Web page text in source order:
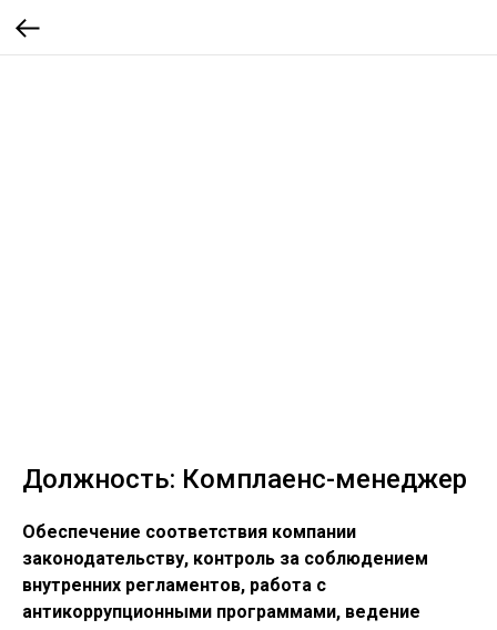
Должность: Комплаенс-менеджер
Обеспечение соответствия компании
законодательству, контроль за соблюдением
внутренних регламентов, работа с
антикоррупционными программами, ведение